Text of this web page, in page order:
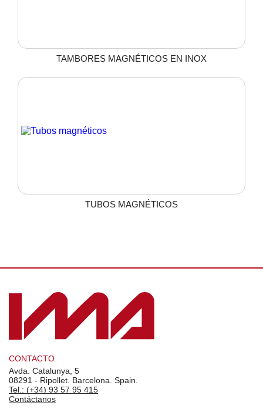
TAMBORES MAGNÉTICOS EN INOX
TUBOS MAGNÉTICOS
CONTACTO
Avda. Catalunya, 5
08291 - Ripollet. Barcelona. Spain.
Tel.: (+34) 93 57 95 415
Contáctanos